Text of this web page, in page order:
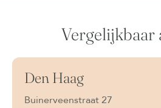
Vergelijkbaar
Beschikbaar
Den Haag
Buinerveenstraat 27